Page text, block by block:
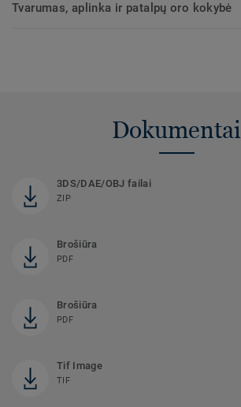
Tvarumas, aplinka ir patalpų oro kokybė
Dokumentai
3DS/DAE/OBJ failai
ZIP
Brošiūra
PDF
Brošiūra
PDF
Tif Image
TIF